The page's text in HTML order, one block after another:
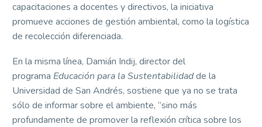
capacitaciones a docentes y directivos, la iniciativa
promueve acciones de gestión ambiental, como la logística
de recolección diferenciada.
En la misma línea, Damián Indij, director del
programa Educación para la Sustentabilidadde la
Universidad de San Andrés, sostiene que ya no se trata
sólo de informar sobre el ambiente, “sino más
profundamente de promover la reflexión crítica sobre los